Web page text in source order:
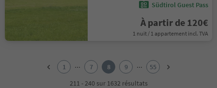
Südtirol Guest Pass
À partir de 120€
1 nuit / 1 appartement incl. TVA
1 ... 7 8 9 ...
55
211 - 240 sur 1632 résultats